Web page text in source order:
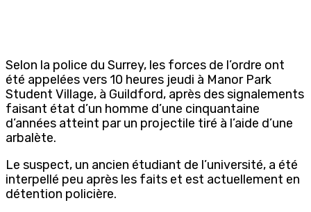
Selon la police du Surrey, les forces de l’ordre ont
été appelées vers 10 heures jeudi à Manor Park
Student Village, à Guildford, après des signalements
faisant état d’un homme d’une cinquantaine
d’années atteint par un projectile tiré à l’aide d’une
arbalète.
Le suspect, un ancien étudiant de l’université, a été
interpellé peu après les faits et est actuellement en
détention policière.